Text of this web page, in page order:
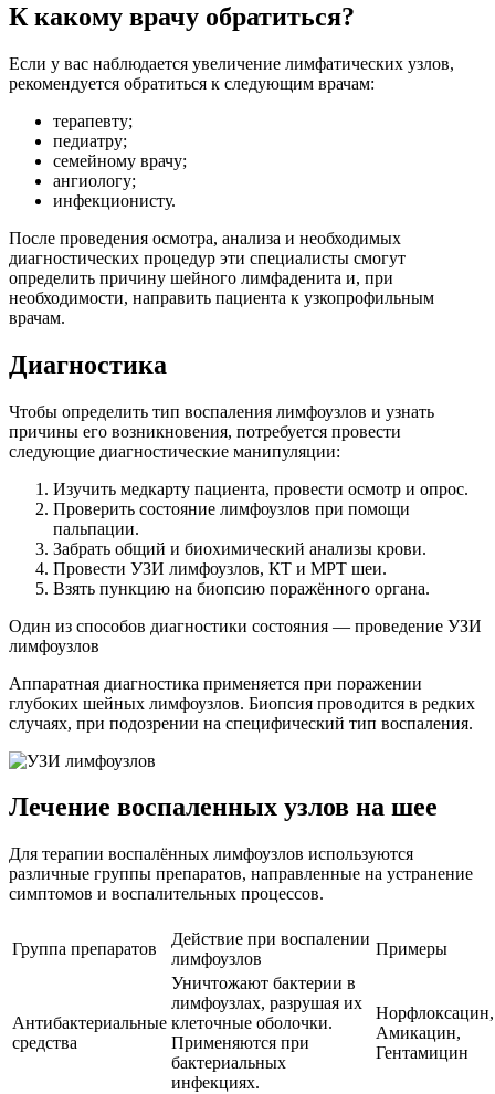
К какому врачу обратиться?
Если у вас наблюдается увеличение лимфатических узлов,
рекомендуется обратиться к следующим врачам:
терапевту;
педиатру;
семейному врачу;
ангиологу;
инфекционисту.
После проведения осмотра, анализа и необходимых
диагностических процедур эти специалисты смогут
определить причину шейного лимфаденита и, при
необходимости, направить пациента к узкопрофильным
врачам.
Диагностика
Чтобы определить тип воспаления лимфоузлов и узнать
причины его возникновения, потребуется провести
следующие диагностические манипуляции:
Изучить медкарту пациента, провести осмотр и опрос.
Проверить состояние лимфоузлов при помощи
пальпации.
Забрать общий и биохимический анализы крови.
Провести УЗИ лимфоузлов, КТ и МРТ шеи.
Взять пункцию на биопсию поражённого органа.
Один из способов диагностики состояния — проведение УЗИ
лимфоузлов
Аппаратная диагностика применяется при поражении
глубоких шейных лимфоузлов. Биопсия проводится в редких
случаях, при подозрении на специфический тип воспаления.
Лечение воспаленных узлов на шее
Для терапии воспалённых лимфоузлов используются
различные группы препаратов, направленные на устранение
симптомов и воспалительных процессов.
Группа препаратов
Действие при воспалении
лимфоузлов
Примеры
Антибактериальные
средства
Уничтожают бактерии в
лимфоузлах, разрушая их
клеточные оболочки.
Применяются при
бактериальных
инфекциях.
Норфлоксацин,
Амикацин,
Гентамицин